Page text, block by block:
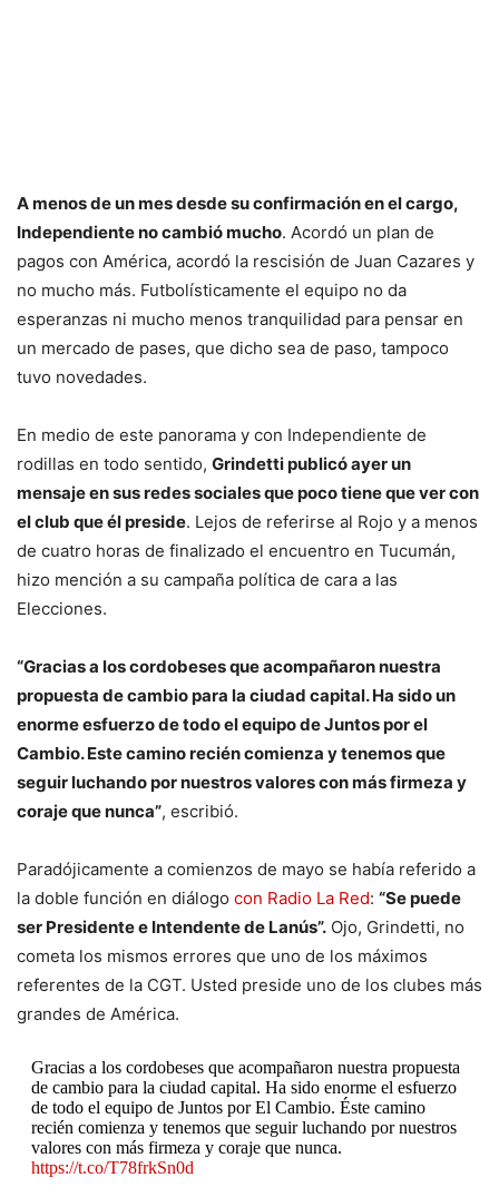
A menos de un mes desde su confirmación en el cargo,
Independiente no cambió mucho. Acordó un plan de
pagos con América, acordó la rescisión de Juan Cazares y
no mucho más. Futbolísticamente el equipo no da
esperanzas ni mucho menos tranquilidad para pensar en
un mercado de pases, que dicho sea de paso, tampoco
tuvo novedades.
En medio de este panorama y con Independiente de
rodillas en todo sentido, Grindetti publicó ayer un
mensaje en sus redes sociales que poco tiene que ver con
el club que él preside. Lejos de referirse al Rojo y a menos
de cuatro horas de finalizado el encuentro en Tucumán,
hizo mención a su campaña política de cara a las
Elecciones.
“Gracias a los cordobeses que acompañaron nuestra
propuesta de cambio para la ciudad capital. Ha sido un
enorme esfuerzo de todo el equipo de Juntos por el
Cambio. Este camino recién comienza y tenemos que
seguir luchando por nuestros valores con más firmeza y
coraje que nunca”, escribió.
Paradójicamente a comienzos de mayo se había referido a
la doble función en diálogo con Radio La Red: “Se puede
ser Presidente e Intendente de Lanús”. Ojo, Grindetti, no
cometa los mismos errores que uno de los máximos
referentes de la CGT. Usted preside uno de los clubes más
grandes de América.
Gracias a los cordobeses que acompañaron nuestra propuesta
de cambio para la ciudad capital. Ha sido enorme el esfuerzo
de todo el equipo de Juntos por El Cambio. Éste camino
recién comienza y tenemos que seguir luchando por nuestros
valores con más firmeza y coraje que nunca.
https://t.co/T78frkSn0d